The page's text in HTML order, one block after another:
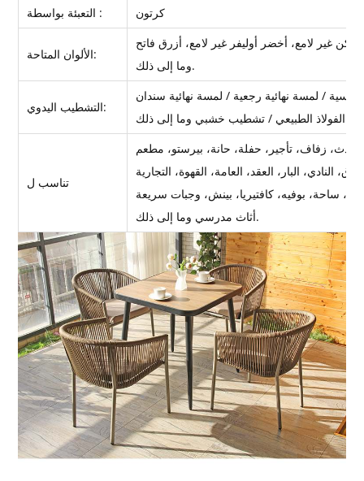
التعبئة بواسطة :
كرتون
الألوان المتاحة:
غير لامع، أخضر أوليفر غير لامع، أزرق فاتح
وما إلى ذلك.
التشطيب اليدوي:
تناسب ل
أثاث مدرسي وما إلى ذلك.